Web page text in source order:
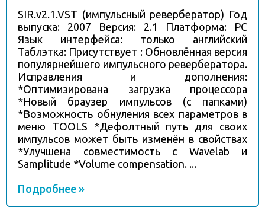
SIR.v2.1.VST (импульсный ревербератор) Год
выпуска: 2007 Версия: 2.1 Платформа: PC
Язык интерфейса: только английский
Таблэтка: Присутствует : Обновлённая версия
популярнейшего импульсного ревербератора.
Исправления и дополнения:
*Оптимизирована загрузка процессора
*Новый браузер импульсов (с папками)
*Возможность обнуления всех параметров в
меню TOOLS *Дефолтный путь для своих
импульсов может быть изменён в свойствах
*Улучшена совместимость с Wavelab и
Samplitude *Volume compensation. ...
Подробнее »